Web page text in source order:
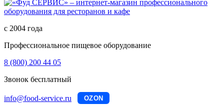
с 2004 года
Профессиональное пищевое оборудование
8 (800) 200 44 05
Звонок бесплатный
info@food-service.ru OZON